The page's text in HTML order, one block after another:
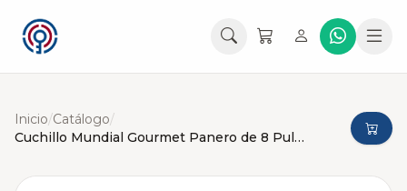
Inicio/Catálogo/
Cuchillo Mundial Gourmet Panero de 8 Pulgadas